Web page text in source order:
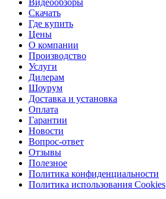
Видеообзоры
Скачать
Где купить
Цены
О компании
Производство
Услуги
Дилерам
Шоурум
Доставка и установка
Оплата
Гарантии
Новости
Вопрос-ответ
Отзывы
Полезное
Политика конфиденциальности
Политика использования Cookies